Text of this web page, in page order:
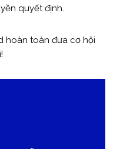
quyết định.
hoàn toàn đưa cơ hội